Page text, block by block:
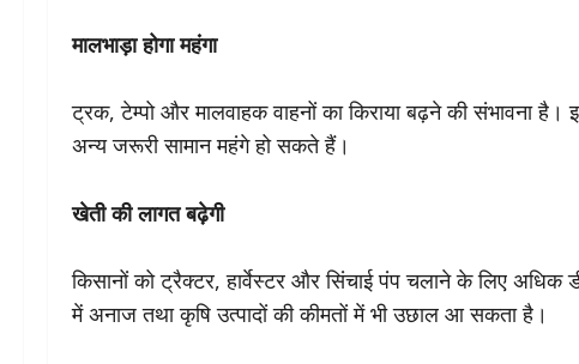
मालभाड़ा होगा महंगा
ट्रक, टेम्पो और मालवाहक वाहनों का किराया बढ़ने की संभावना
अन्य जरूरी सामान महंगे हो सकते हैं।
खेती की लागत बढ़ेगी
किसानों को ट्रैक्टर, हार्वेस्टर और सिंचाई पंप चलाने के लिए
में अनाज तथा कृषि उत्पादों की कीमतों में भी उछाल आ सकता है।